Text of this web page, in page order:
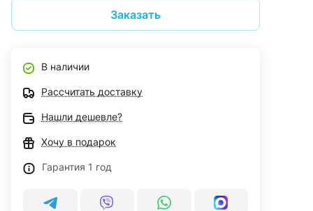
Заказать
В наличии
Рассчитать доставку
Нашли дешевле?
Хочу в подарок
Гарантия 1 год